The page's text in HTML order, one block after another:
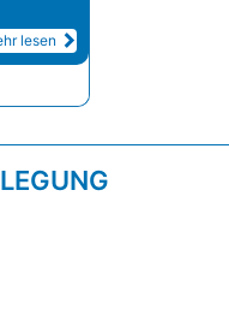
lesen